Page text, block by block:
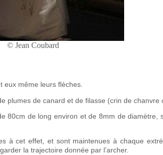
© Jean Coubard
eux même leurs flèches.
plumes de canard et de filasse (crin de chanvre
80cm de long environ et de 8mm de diamètre,
à cet effet, et sont maintenues à chaque
la trajectoire donnée par l’archer.